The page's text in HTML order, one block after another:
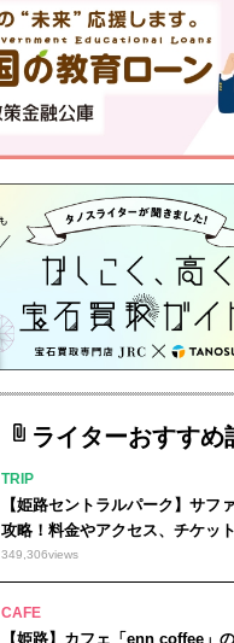
ライターおすすめ
TRIP
【姫路セントラルパーク】サフ
攻略！料金やアクセス、チケッ
349,306views
CAFE
【姫路】カフェ「enn coffee」